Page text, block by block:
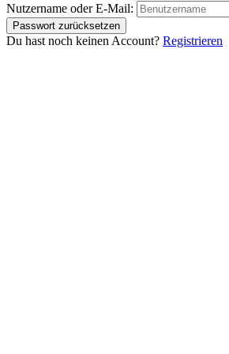
Nutzername oder E-Mail:
Du hast noch keinen Account? Registrieren